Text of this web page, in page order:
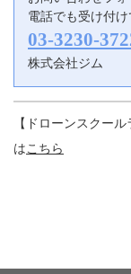
電話でも受け付け
03-3230-
株式会社ジム
【ドローンスクー
は こちら